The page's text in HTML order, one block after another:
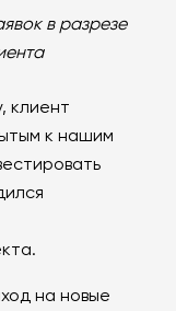
в разрезе
клиент
к нашим
на новые